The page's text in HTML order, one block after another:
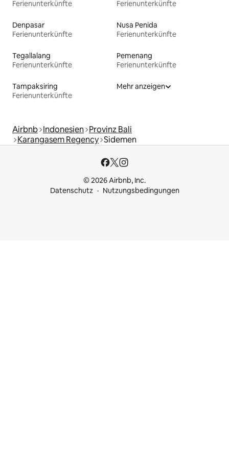
Ferienunterkünfte Ferienunterkünfte
Denpasar
Ferienunterkünfte
Nusa Penida
Ferienunterkünfte
Tegallalang
Ferienunterkünfte
Pemenang
Ferienunterkünfte
Tampaksiring
Ferienunterkünfte
Mehr anzeigen
Airbnb Indonesien Provinz Bali
Karangasem Regency Sidemen
© 2026 Airbnb, Inc.
Datenschutz
Nutzungsbedingungen